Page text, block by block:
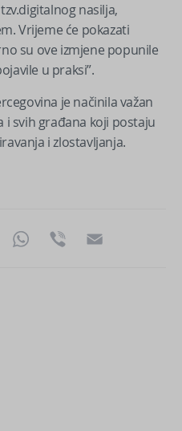
nasilja,
Vrijeme će pokazati
su ove izmjene popunile
u praksi”.
je načinila važan
i svih građana koji postaju
i zlostavljanja.
Twitter WhatsApp
Viber